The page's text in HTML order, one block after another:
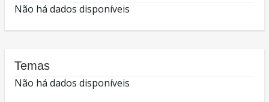
Não há dados disponíveis
Temas
Não há dados disponíveis